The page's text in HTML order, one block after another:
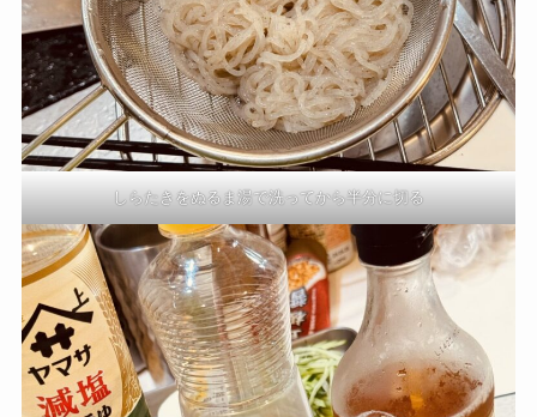
しらたきをぬるま湯で洗ってから半分に切る